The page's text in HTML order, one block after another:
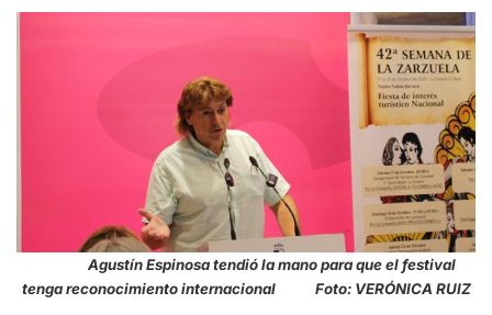
Agustín Espinosa tendió la mano para que el festival
tenga reconocimiento internacional Foto: VERÓNICA RUIZ